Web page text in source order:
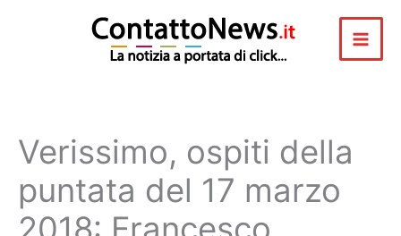
Verissimo, ospiti della
puntata del 17 marzo